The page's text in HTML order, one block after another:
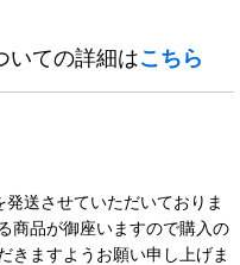
いての詳細はこちら
送させていただいておりま
商品が御座いますので購入の
きますようお願い申し上げま